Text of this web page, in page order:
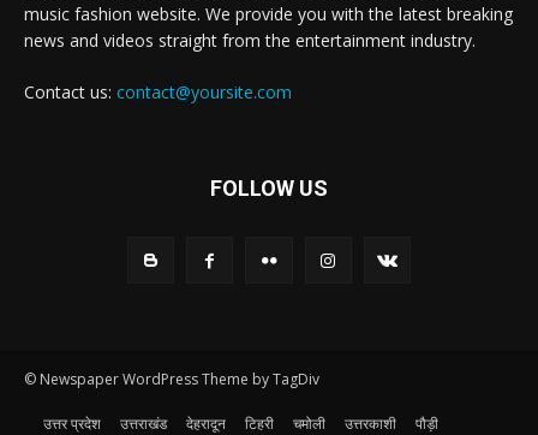
music fashion website. We provide you with the latest breaking
news and videos straight from the entertainment industry.
Contact us: contact@yoursite.com
FOLLOW US
© Newspaper WordPress Theme by TagDiv
उत्तर प्रदेश उत्तराखंड देहरादून टिहरी चमोली उत्तरकाशी पौड़ी